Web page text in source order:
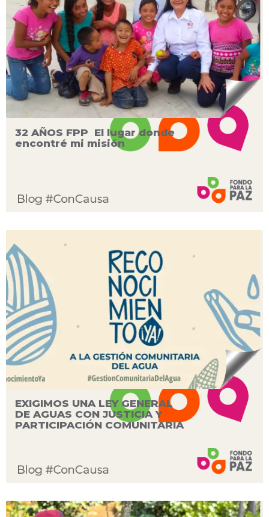
32 AÑOS FPP El lugar donde
encontré mi misión
EXIGIMOS UNA LEY GENERAL
DE AGUAS CON JUSTICIA Y
PARTICIPACIÓN COMUNITARIA